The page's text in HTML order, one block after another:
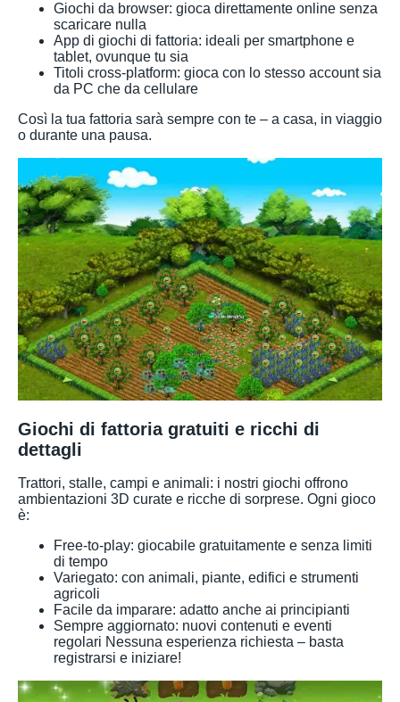
Giochi da browser: gioca direttamente online senza
scaricare nulla
App di giochi di fattoria: ideali per smartphone e
tablet, ovunque tu sia
Titoli cross-platform: gioca con lo stesso account sia
da PC che da cellulare
Così la tua fattoria sarà sempre con te – a casa, in viaggio
o durante una pausa.
Giochi di fattoria gratuiti e ricchi di
dettagli
Trattori, stalle, campi e animali: i nostri giochi offrono
ambientazioni 3D curate e ricche di sorprese. Ogni gioco
è:
Free-to-play: giocabile gratuitamente e senza limiti
di tempo
Variegato: con animali, piante, edifici e strumenti
agricoli
Facile da imparare: adatto anche ai principianti
Sempre aggiornato: nuovi contenuti e eventi
regolari Nessuna esperienza richiesta – basta
registrarsi e iniziare!